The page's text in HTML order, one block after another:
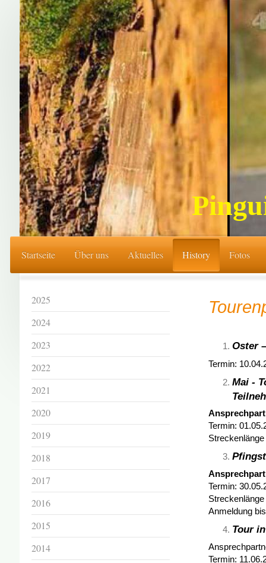
Startseite Über uns Aktuelles History Fotos
Oster
Termin:
Mai -
Termin:
Termin:
Anmeldung
Tour
Termin:
2025
2024
2023
2022
2021
2020
2019
2018
2017
2016
2015
2014